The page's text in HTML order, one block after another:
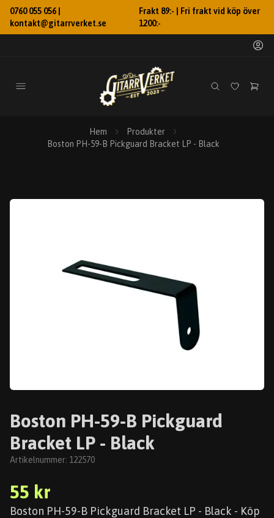
0760 055 056 |
kontakt@gitarrverket.se
Frakt 89:- | Fri frakt vid köp över
1200:-
Hem
Produkter
Boston PH-59-B Pickguard Bracket LP - Black
Boston PH-59-B Pickguard
Bracket LP - Black
Artikelnummer: 122570
55 kr
Boston PH-59-B Pickguard Bracket LP - Black - Köp